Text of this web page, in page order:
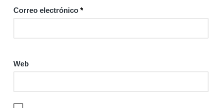
Correo electrónico *
Web